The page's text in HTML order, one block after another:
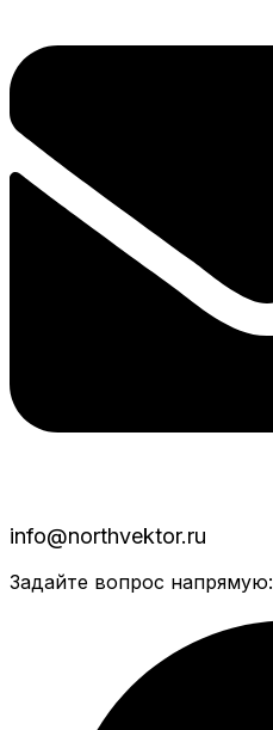
info@northvektor.ru
Задайте вопрос напрямую: